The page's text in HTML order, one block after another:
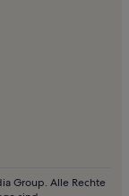
Group. Alle Rechte